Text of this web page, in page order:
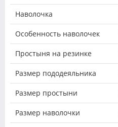
Наволочка
Особенность наволочек
Простыня на резинке
Размер пододеяльника
Размер простыни
Размер наволочки